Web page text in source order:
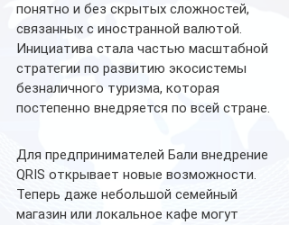
понятно и без скрытых сложностей,
связанных с иностранной валютой.
Инициатива стала частью масштабной
стратегии по развитию экосистемы
безналичного туризма, которая
постепенно внедряется по всей стране.
Для предпринимателей Бали внедрение
QRIS открывает новые возможности.
Теперь даже небольшой семейный
магазин или локальное кафе могут